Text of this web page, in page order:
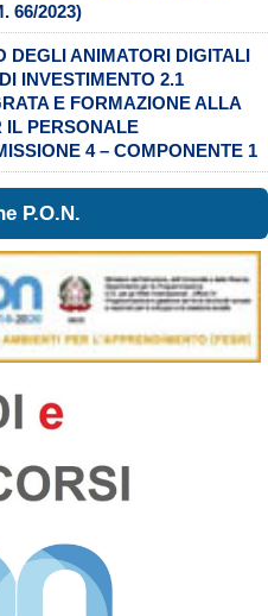
66/2023)
DEGLI ANIMATORI DIGITALI
INVESTIMENTO 2.1
E FORMAZIONE ALLA
IL PERSONALE
4 – COMPONENTE 1
P.O.N.